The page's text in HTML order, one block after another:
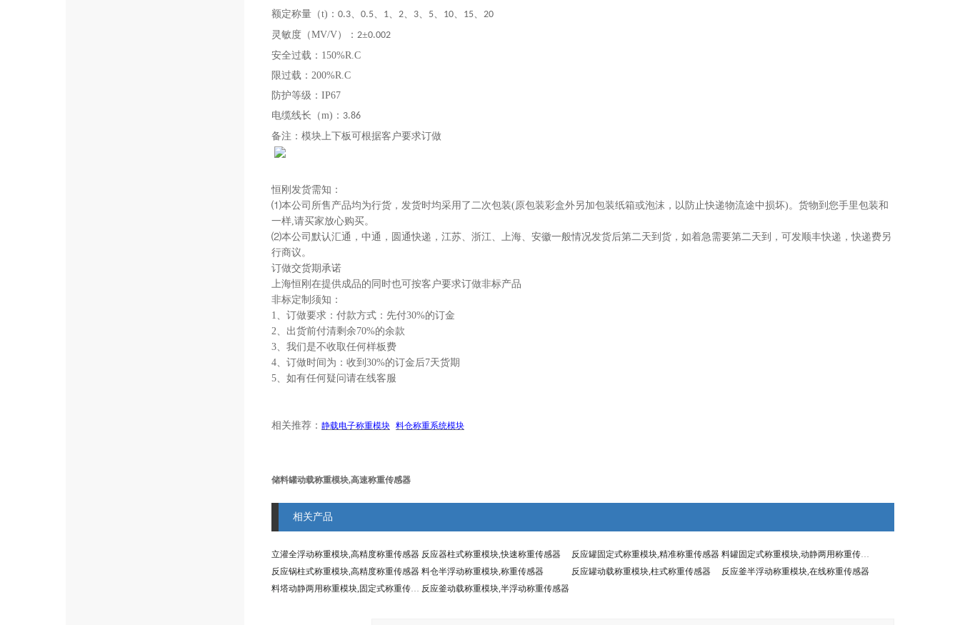
额定称量（t)： 0.3、 0.5、 1、 2、 3、 5、 10、 15、 20
灵敏度（MV/V）： 2±0.002
安全过载： 150%R.C
限过载： 200%R.C
防护等级： IP67
电缆线长（m)： 3.86
备注：模块上下板可根据客户要求订做
恒刚发货需知：
⑴本公司所售产品均为行货，发货时均采用了二次包装(原包装彩盒外另加包装纸箱或泡沫，以防止快递物流途中损坏)。货物到您手里包装和
一样,请买家放心购买。
⑵本公司默认汇通，中通，圆通快递，江苏、浙江、上海、安徽一般情况发货后第二天到货，如着急需要第二天到，可发顺丰快递，快递费另
行商议。
订做交货期承诺
上海恒刚在提供成品的同时也可按客户要求订做非标产品
非标定制须知：
1、订做要求：付款方式：先付30%的订金
2、出货前付清剩余70%的余款
3、我们是不收取任何样板费
4、订做时间为：收到30%的订金后7天货期
5、如有任何疑问请在线客服
相关推荐： 静载电子称重模块 料仓称重系统模块
储料罐动载称重模块,高速称重传感器
相关产品
立灌全浮动称重模块,高精度称重传感器 反应器柱式称重模块,快速称重传感器 反应罐固定式称重模块,精准称重传感器
料罐固定式称重模块,动静两用称重传感器
反应锅柱式称重模块,高精度称重传感器 料仓半浮动称重模块,称重传感器 反应罐动载称重模块,柱式称重传感器
反应釜半浮动称重模块,在线称重传感器
料塔动静两用称重模块,固定式称重传感器 反应釜动载称重模块,半浮动称重传感器